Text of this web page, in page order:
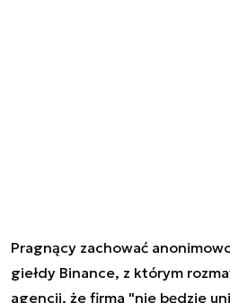
Pragnący zachować
giełdy Binance, z którym
agencji, że firma "nie będzie